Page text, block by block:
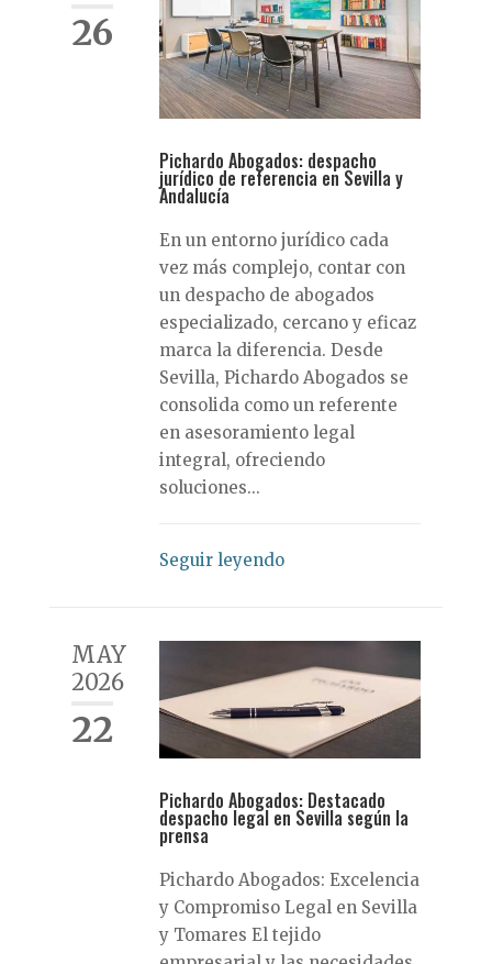
26
Pichardo Abogados: despacho
jurídico de referencia en Sevilla y
Andalucía
En un entorno jurídico cada
vez más complejo, contar con
un despacho de abogados
especializado, cercano y eficaz
marca la diferencia. Desde
Sevilla, Pichardo Abogados se
consolida como un referente
en asesoramiento legal
integral, ofreciendo
soluciones...
Seguir leyendo
MAY
2026
22
Pichardo Abogados: Destacado
despacho legal en Sevilla según la
prensa
Pichardo Abogados: Excelencia
y Compromiso Legal en Sevilla
y Tomares El tejido